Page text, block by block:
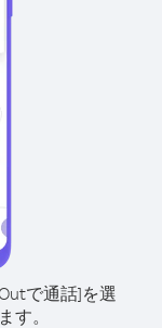
で通話]を選
す。